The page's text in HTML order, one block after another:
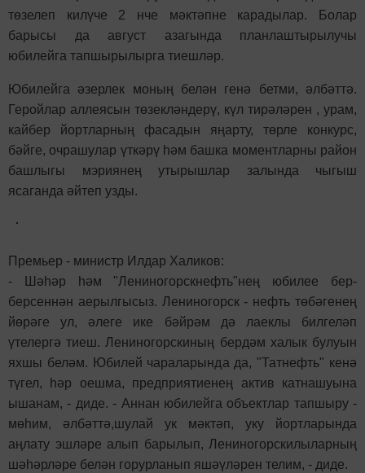
төзелеп килүче 2 нче мәктәпне карадылар. Болар
барысы да август азагында планлаштырылучы
юбилейга тапшырылырга тиешләр.
Юбилейга әзерлек моның белән генә бетми, әлбәттә.
Геройлар аллеясын төзекләндерү, күл тирәләрен , урам,
кайбер йортларның фасадын яңарту, төрле конкурс,
бәйге, очрашулар үткәрү һәм башка моментларны район
башлыгы мэриянең утырышлар залында чыгыш
ясаганда әйтеп узды.
Премьер - министр Илдар Халиков:
- Шәһәр һәм "Лениногорскнефть"нең юбилее бер-
берсеннән аерылгысыз. Лениногорск - нефть төбәгенең
йөрәге ул, әлеге ике бәйрәм дә лаеклы билгеләп
үтелергә тиеш. Лениногорскиның бердәм халык булуын
яхшы беләм. Юбилей чараларында да, "Татнефть" кенә
түгел, һәр оешма, предприятиенең актив катнашуына
ышанам, - диде. - Аннан юбилейга объектлар тапшыру -
мөһим, әлбәттә,шулай ук мәктәп, уку йортларында
аңлату эшләре алып барылып, Лениногорскилыларның
шәһәрләре белән горурланып яшәүләрен телим, - диде.